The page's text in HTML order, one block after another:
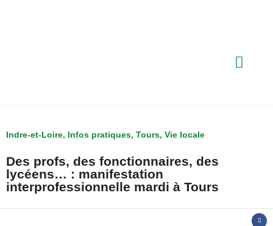
Indre-et-Loire, Infos pratiques, Tours, Vie locale
Des profs, des fonctionnaires, des
lycéens… : manifestation
interprofessionnelle mardi à Tours